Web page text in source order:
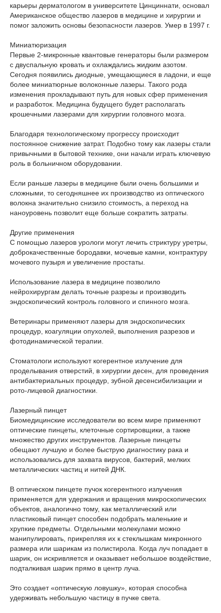
карьеры дерматологом в университете Цинциннати, основал
Американское общество лазеров в медицине и хирургии и
помог заложить основы безопасности лазеров. Умер в 1997 г.
Миниатюризация
Первые 2-микронные квантовые генераторы были размером
с двуспальную кровать и охлаждались жидким азотом.
Сегодня появились диодные, умещающиеся в ладони, и еще
более миниатюрные волоконные лазеры. Такого рода
изменения прокладывают путь для новых сфер применения
и разработок. Медицина будущего будет располагать
крошечными лазерами для хирургии головного мозга.
Благодаря технологическому прогрессу происходит
постоянное снижение затрат. Подобно тому как лазеры стали
привычными в бытовой технике, они начали играть ключевую
роль в больничном оборудовании.
Если раньше лазеры в медицине были очень большими и
сложными, то сегодняшнее их производство из оптического
волокна значительно снизило стоимость, а переход на
наноуровень позволит еще больше сократить затраты.
Другие применения
С помощью лазеров урологи могут лечить стриктуру уретры,
доброкачественные бородавки, мочевые камни, контрактуру
мочевого пузыря и увеличение простаты.
Использование лазера в медицине позволило
нейрохирургам делать точные разрезы и производить
эндоскопический контроль головного и спинного мозга.
Ветеринары применяют лазеры для эндоскопических
процедур, коагуляции опухолей, выполнения разрезов и
фотодинамической терапии.
Стоматологи используют когерентное излучение для
проделывания отверстий, в хирургии десен, для проведения
антибактериальных процедур, зубной десенсибилизации и
рото-лицевой диагностики.
Лазерный пинцет
Биомедицинские исследователи во всем мире применяют
оптические пинцеты, клеточные сортировщики, а также
множество других инструментов. Лазерные пинцеты
обещают лучшую и более быструю диагностику рака и
использовались для захвата вирусов, бактерий, мелких
металлических частиц и нитей ДНК.
В оптическом пинцете пучок когерентного излучения
применяется для удержания и вращения микроскопических
объектов, аналогично тому, как металлический или
пластиковый пинцет способен подобрать маленькие и
хрупкие предметы. Отдельными молекулами можно
манипулировать, прикрепляя их к стеклышкам микронного
размера или шарикам из полистирола. Когда луч попадает в
шарик, он искривляется и оказывает небольшое воздействие,
подталкивая шарик прямо в центр луча.
Это создает «оптическую ловушку», которая способна
удерживать небольшую частицу в пучке света.